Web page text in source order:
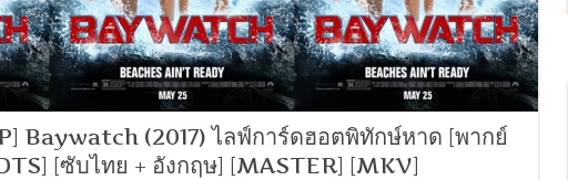
Baywatch (2017) ไลฟ์การ์ดฮอตพิทักษ์หาด [พากย์
[ซับไทย + อังกฤษ] [MASTER] [MKV]